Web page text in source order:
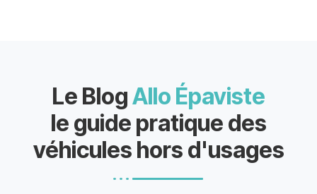
Le BlogAllo Épaviste
le guide pratique des
véhicules hors d'usages